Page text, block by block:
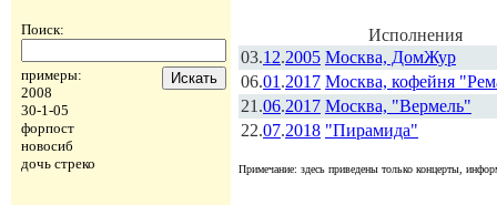
Поиск:
примеры:
2008
30-1-05
форпост
новосиб
дочь стреко
Исполнения
03.12.2005 Москва, ДомЖур
06.01.2017 Москва, кофейня
21.06.2017 Москва, "Вермель"
22.07.2018 "Пирамида"
Примечание: здесь приведены только концерты,